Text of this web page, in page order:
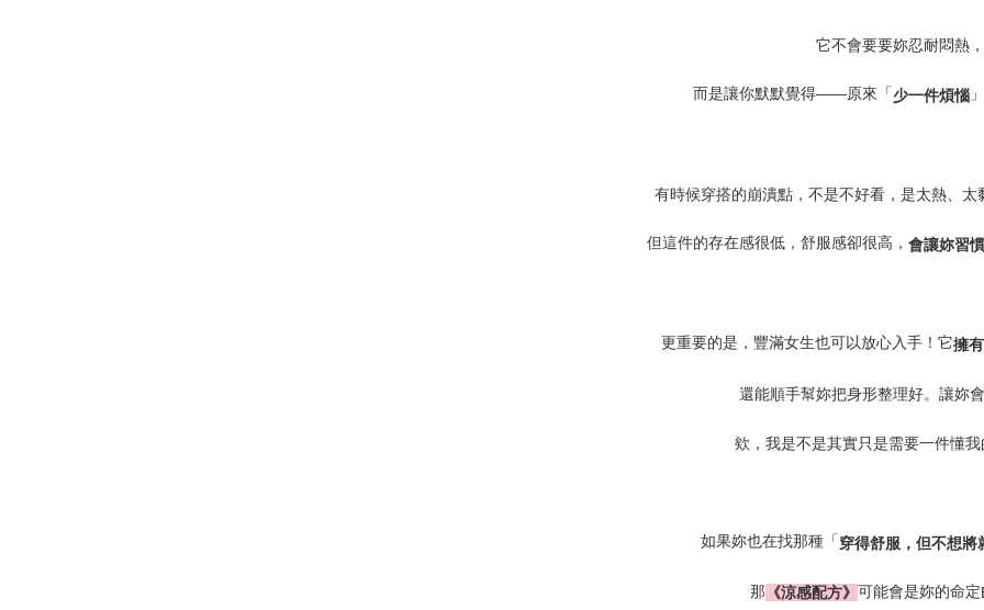
它不會要要妳忍耐悶熱，
而是讓你默默覺得——原來「少一件煩惱
有時候穿搭的崩潰點，不是不好看，是太熱、太
但這件的存在感很低，舒服感卻很高， 會讓妳習
更重要的是，豐滿女生也可以放心入手！它擁有
還能順手幫妳把身形整理好。讓妳
欸，我是不是其實只是需要一件懂我
如果妳也在找那種「穿得舒服，但不想將
那 《涼感配方》 可能會是妳的命定